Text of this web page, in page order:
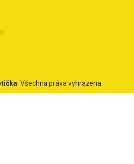
. Všechna práva vyhrazena.